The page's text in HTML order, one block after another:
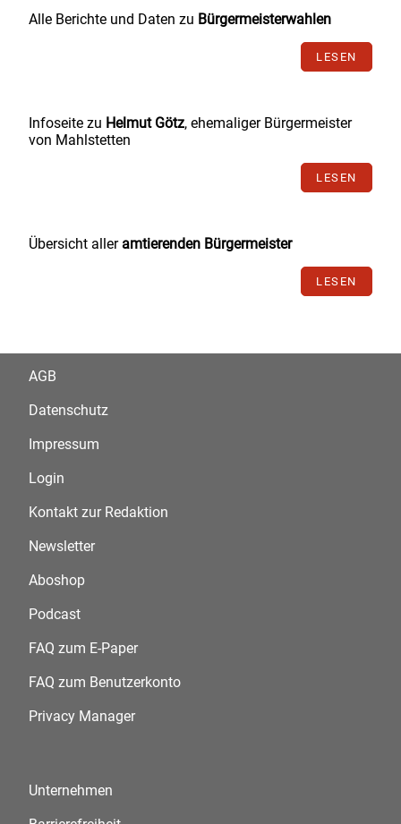
Alle Berichte und Daten zu Bürgermeisterwahlen
LESEN
Infoseite zu Helmut Götz, ehemaliger Bürgermeister
von Mahlstetten
LESEN
Übersicht aller amtierenden Bürgermeister
LESEN
AGB
Datenschutz
Impressum
Login
Kontakt zur Redaktion
Newsletter
Aboshop
Podcast
FAQ zum E-Paper
FAQ zum Benutzerkonto
Privacy Manager
Unternehmen